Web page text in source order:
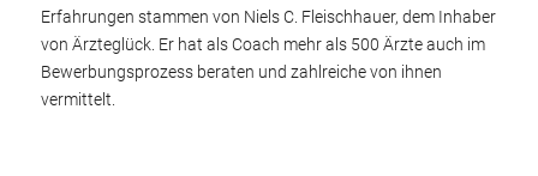
Erfahrungen stammen von Niels C. Fleischhauer, dem Inhaber
von Ärzteglück. Er hat als Coach mehr als 500 Ärzte auch im
Bewerbungsprozess beraten und zahlreiche von ihnen
vermittelt.